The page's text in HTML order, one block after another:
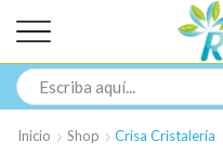
Inicio Shop Crisa Cristalería